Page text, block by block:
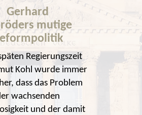
Gerhard
mutige
Regierungszeit
Kohl wurde immer
dass das Problem
wachsenden
und der damit